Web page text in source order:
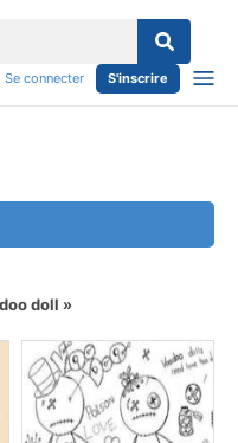
Se connecter S'inscrire
doll